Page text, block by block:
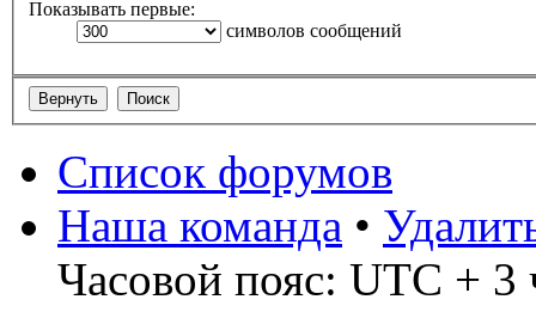
Показывать первые:
символов сообщений
Список форумов
Наша команда •
Часовой пояс: UTC + 3